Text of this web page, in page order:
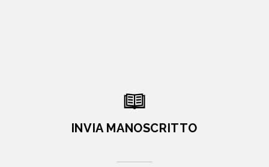
INVIA MANOSCRITTO